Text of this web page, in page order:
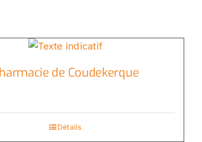
de Coudekerque
Détails